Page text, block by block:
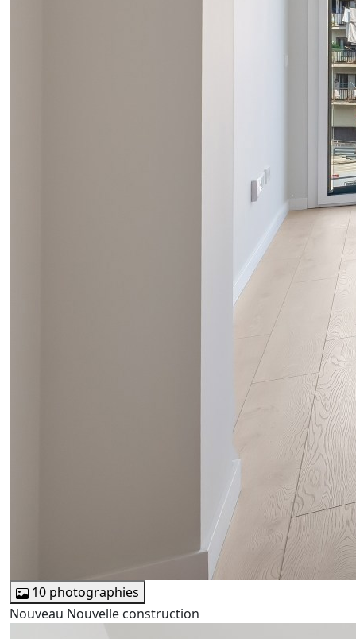
10 photographies
Nouveau Nouvelle construction